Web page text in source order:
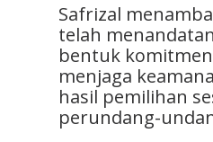
Safrizal
telah
bentuk
menjaga
hasil pemilihan
perundang-